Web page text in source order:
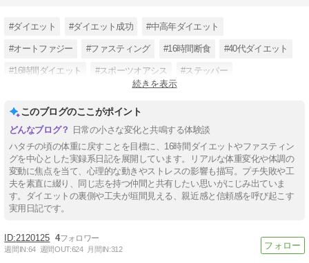
#ダイエット #ダイエット成功 #中高年ダイエット
#オートファジー #ファスティング #16時間断食 #40代ダイエット
#16時間ダイエット #スポーツオアシス #ステッパー
続きを表示
このブログのここがポイント
日常の小さな変化と共鳴する体験談
ハタチの頃の体重に戻すことを目標に、16時間ダイエットやファスティン
グを中心とした実録系日記を展開しています。リアルな体重変化や体調の
変動に焦点を当て、心理的な動きやストレスの影響も描写。プチ失敗や工
夫を素直に綴り、同じ志を持つ仲間と共有したい思いがにじみ出ていま
す。ダイエットの裏側や工夫が垣間見える、親近感と信頼感を呼び起こす
実用日記です。
2120125 4
週間IN:64 週間OUT:624 月間IN:312